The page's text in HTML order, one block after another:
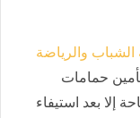
الشباب والرياضة
حمامات
إلا بعد استيفاء